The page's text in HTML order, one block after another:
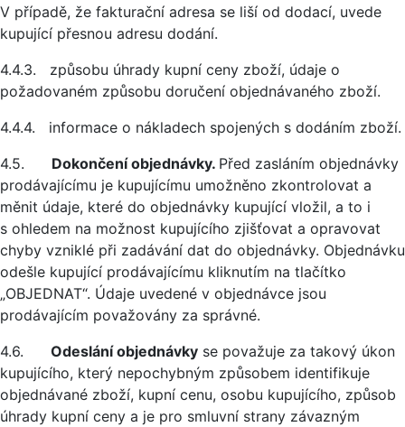
V případě, že fakturační adresa se liší od dodací, uvede
kupující přesnou adresu dodání.
4.4.3. způsobu úhrady kupní ceny zboží, údaje o
požadovaném způsobu doručení objednávaného zboží.
4.4.4. informace o nákladech spojených s dodáním zboží.
4.5. Dokončení objednávky. Před zasláním objednávky
prodávajícímu je kupujícímu umožněno zkontrolovat a
měnit údaje, které do objednávky kupující vložil, a to i
s ohledem na možnost kupujícího zjišťovat a opravovat
chyby vzniklé při zadávání dat do objednávky. Objednávku
odešle kupující prodávajícímu kliknutím na tlačítko
„OBJEDNAT“. Údaje uvedené v objednávce jsou
prodávajícím považovány za správné.
4.6. Odeslání objednávky se považuje za takový úkon
kupujícího, který nepochybným způsobem identifikuje
objednávané zboží, kupní cenu, osobu kupujícího, způsob
úhrady kupní ceny a je pro smluvní strany závazným